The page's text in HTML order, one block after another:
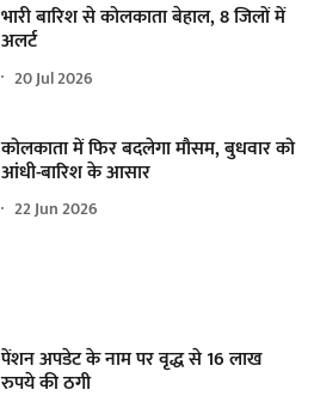
भारी बारिश से कोलकाता बेहाल, 8 जिलों में
अलर्ट
20 Jul 2026
कोलकाता में फिर बदलेगा मौसम, बुधवार को
आंधी-बारिश के आसार
22 Jun 2026
पेंशन अपडेट के नाम पर वृद्ध से 16 लाख
रुपये की ठगी